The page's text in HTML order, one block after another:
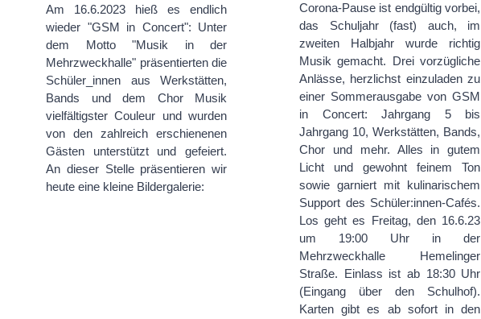
Am 16.6.2023 hieß es endlich
wieder "GSM in Concert": Unter
dem Motto "Musik in der
Mehrzweckhalle" präsentierten die
Schüler_innen aus Werkstätten,
Bands und dem Chor Musik
vielfältigster Couleur und wurden
von den zahlreich erschienenen
Gästen unterstützt und gefeiert.
An dieser Stelle präsentieren wir
heute eine kleine Bildergalerie:
Corona-Pause ist endgültig vorbei,
das Schuljahr (fast) auch, im
zweiten Halbjahr wurde richtig
Musik gemacht. Drei vorzügliche
Anlässe, herzlichst einzuladen zu
einer Sommerausgabe von GSM
in Concert: Jahrgang 5 bis
Jahrgang 10, Werkstätten, Bands,
Chor und mehr. Alles in gutem
Licht und gewohnt feinem Ton
sowie garniert mit kulinarischem
Support des Schüler:innen-Cafés.
Los geht es Freitag, den 16.6.23
um 19:00 Uhr in der
Mehrzweckhalle Hemelinger
Straße. Einlass ist ab 18:30 Uhr
(Eingang über den Schulhof).
Karten gibt es ab sofort in den